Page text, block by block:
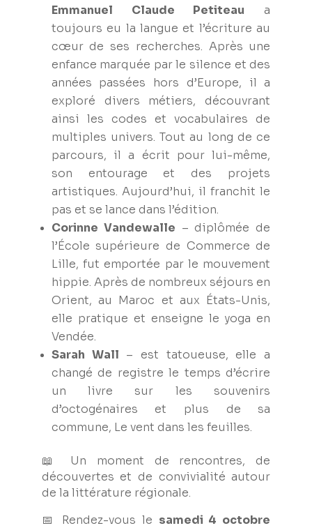
Emmanuel Claude Petiteau a
toujours eu la langue et l’écriture au
cœur de ses recherches. Après une
enfance marquée par le silence et des
années passées hors d’Europe, il a
exploré divers métiers, découvrant
ainsi les codes et vocabulaires de
multiples univers. Tout au long de ce
parcours, il a écrit pour lui-même,
son entourage et des projets
artistiques. Aujourd’hui, il franchit le
pas et se lance dans l’édition.
Corinne Vandewalle – diplômée de
l’École supérieure de Commerce de
Lille, fut emportée par le mouvement
hippie. Après de nombreux séjours en
Orient, au Maroc et aux États-Unis,
elle pratique et enseigne le yoga en
Vendée.
Sarah Wall – est tatoueuse, elle a
changé de registre le temps d’écrire
un livre sur les souvenirs
d’octogénaires et plus de sa
commune, Le vent dans les feuilles.
📖 Un moment de rencontres, de
découvertes et de convivialité autour
de la littérature régionale.
📅 Rendez-vous le samedi 4 octobre